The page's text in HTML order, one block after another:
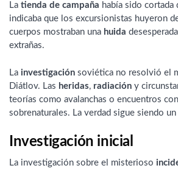
La tienda de campaña había sido
indicaba que los excursionistas huyeron
cuerpos mostraban una huida
extrañas.
La investigación soviética no resolvió el
Diátlov. Las heridas, radiación y
teorías como avalanchas o encuentros
sobrenaturales. La verdad sigue siendo un
Investigación inicial
La investigación sobre el misterioso